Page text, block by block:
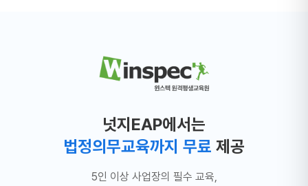
넛지EAP에서는
법정의무교육까지 무료 제공
5인 이상 사업장의 필수 교육,